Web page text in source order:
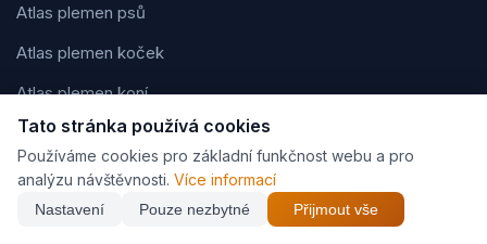
Atlas plemen psů
Atlas plemen koček
Atlas plemen koní
Atlas plemen králíků
Atlas akvarijních ryb
Atlas hlodavců a drobných savců
Tato stránka používá cookies
Používáme cookies pro základní funkčnost webu a pro
analýzu návštěvnosti. Více informací
Nastavení Pouze nezbytné Přijmout vše